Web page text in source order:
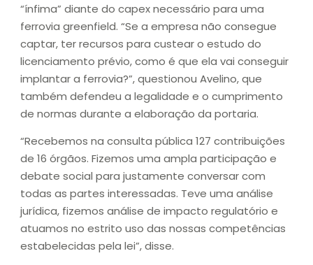
“ínfima” diante do capex necessário para uma
ferrovia greenfield. “Se a empresa não consegue
captar, ter recursos para custear o estudo do
licenciamento prévio, como é que ela vai conseguir
implantar a ferrovia?”, questionou Avelino, que
também defendeu a legalidade e o cumprimento
de normas durante a elaboração da portaria.
“Recebemos na consulta pública 127 contribuições
de 16 órgãos. Fizemos uma ampla participação e
debate social para justamente conversar com
todas as partes interessadas. Teve uma análise
jurídica, fizemos análise de impacto regulatório e
atuamos no estrito uso das nossas competências
estabelecidas pela lei”, disse.